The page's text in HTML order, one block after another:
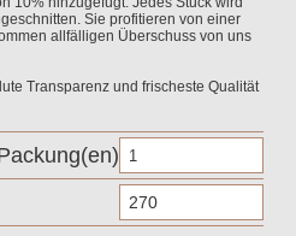
Sie profitieren von einer
allfälligen Überschuss von uns
Transparenz und frischeste Qualität